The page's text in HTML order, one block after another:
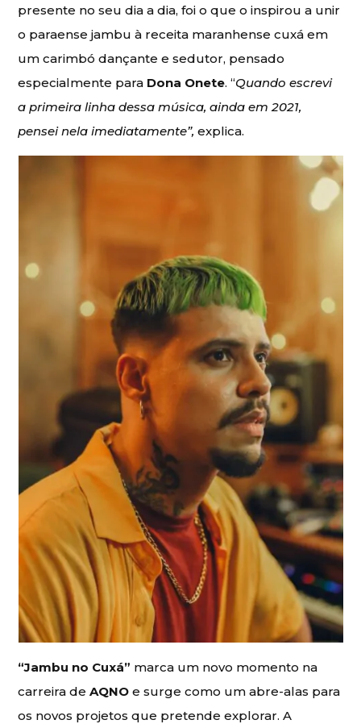
presente no seu dia a dia, foi o que o inspirou a unir
o paraense jambu à receita maranhense cuxá em
um carimbó dançante e sedutor, pensado
especialmente para Dona Onete. “Quando escrevi
a primeira linha dessa música, ainda em 2021,
pensei nela imediatamente”,explica.
“Jambu no Cuxá” marca um novo momento na
carreira deAQNO e surge como um abre-alas para
os novos projetos que pretende explorar. A